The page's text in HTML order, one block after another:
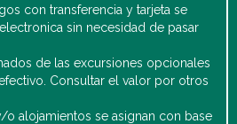
con transferencia y tarjeta se
sin necesidad de pasar
de las excursiones opcionales
Consultar el valor por otros
o alojamientos se asignan con base